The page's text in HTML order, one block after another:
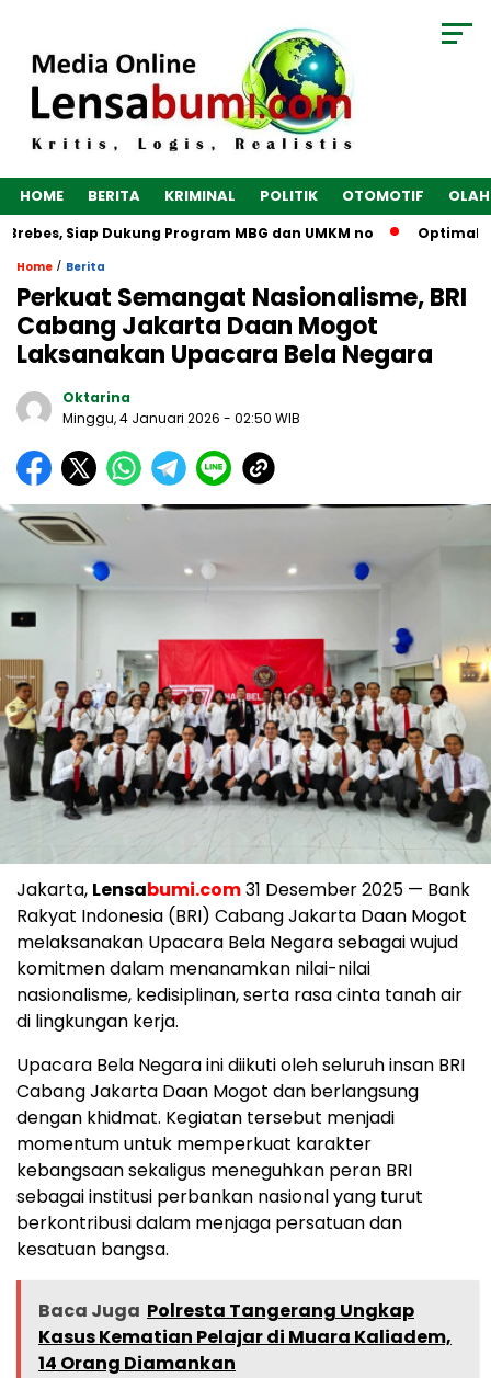
HOME BERITA KRIMINAL POLITIK OTOMOTIF
Siap Dukung Program MBG dan UMKM no Optimalkan
Home / Berita
Perkuat Semangat Nasionalisme, BRI
Cabang Jakarta Daan Mogot
Laksanakan Upacara Bela Negara
Oktarina
Minggu, 4 Januari 2026 - 02:50 WIB
Jakarta, Lensabumi.com31 Desember 2025 — Bank
Rakyat Indonesia (BRI) Cabang Jakarta Daan Mogot
melaksanakan Upacara Bela Negara sebagai wujud
komitmen dalam menanamkan nilai-nilai
nasionalisme, kedisiplinan, serta rasa cinta tanah air
di lingkungan kerja.
Upacara Bela Negara ini diikuti oleh seluruh insan BRI
Cabang Jakarta Daan Mogot dan berlangsung
dengan khidmat. Kegiatan tersebut menjadi
momentum untuk memperkuat karakter
kebangsaan sekaligus meneguhkan peran BRI
sebagai institusi perbankan nasional yang turut
berkontribusi dalam menjaga persatuan dan
kesatuan bangsa.
Baca Juga Polresta Tangerang Ungkap
Kasus Kematian Pelajar di Muara Kaliadem,
14 Orang Diamankan